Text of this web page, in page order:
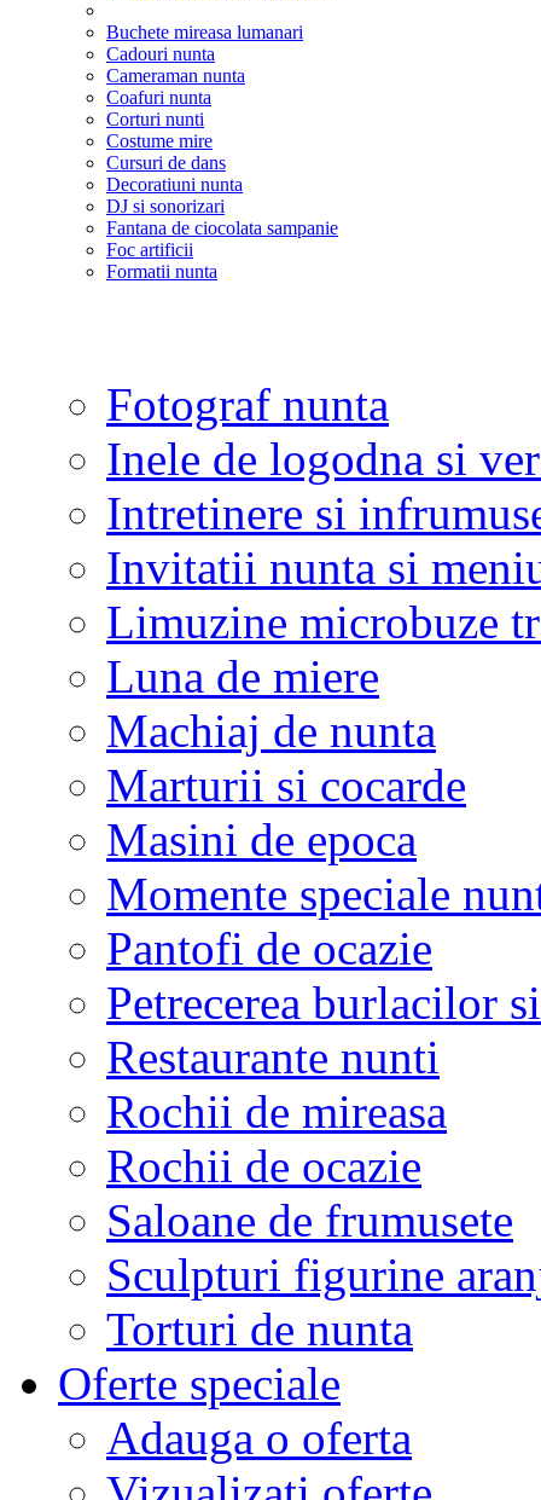
Buchete mireasa lumanari
Cadouri nunta
Cameraman nunta
Coafuri nunta
Corturi nunti
Costume mire
Cursuri de dans
Decoratiuni nunta
DJ si sonorizari
Fantana de ciocolata sampanie
Foc artificii
Formatii nunta
Fotograf nunta
Inele de logodna si
Intretinere si
Invitatii nunta si
Limuzine microbuze
Luna de miere
Machiaj de nunta
Marturii si cocarde
Masini de epoca
Momente speciale
Pantofi de ocazie
Petrecerea burlacilor
Restaurante nunti
Rochii de mireasa
Rochii de ocazie
Saloane de frumusete
Sculpturi figurine
Torturi de nunta
Oferte speciale
Adauga o oferta